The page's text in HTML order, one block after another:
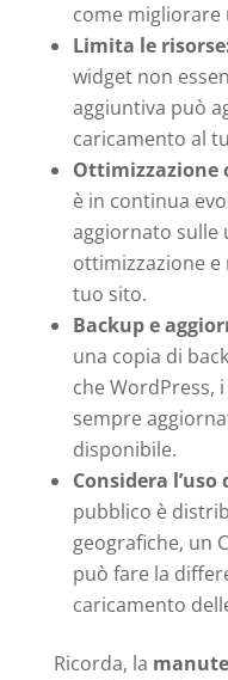
come
Limita le
widget non
aggiuntiva può
caricamento al
Ottimizzazione
è in continua
aggiornato sulle
ottimizzazione
tuo sito.
Backup e
una copia di
che WordPress,
sempre
disponibile.
Considera l’uso
pubblico è
geografiche, un
può fare la
caricamento
Ricorda, la